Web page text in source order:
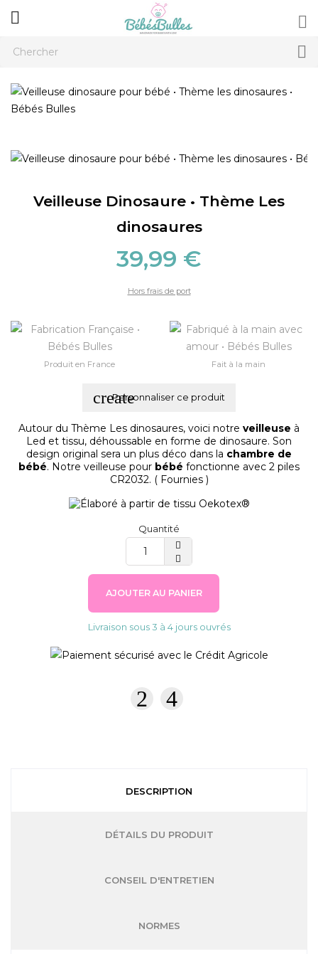



Veilleuse Dinosaure • Thème Les
dinosaures
39,99 €
Hors frais de port
Produit en France Fait à la main
create
Personnaliser ce produit
Autour du Thème Les dinosaures, voici notre veilleuse à
Led et tissu, déhoussable en forme de dinosaure. Son
design original sera un plus déco dans la chambre de
bébé. Notre veilleuse pour bébé fonctionne avec 2 piles
CR2032. ( Fournies )
Quantité
AJOUTER AU PANIER
Livraison sous 3 à 4 jours ouvrés
DESCRIPTION
DÉTAILS DU PRODUIT
CONSEIL D'ENTRETIEN
NORMES